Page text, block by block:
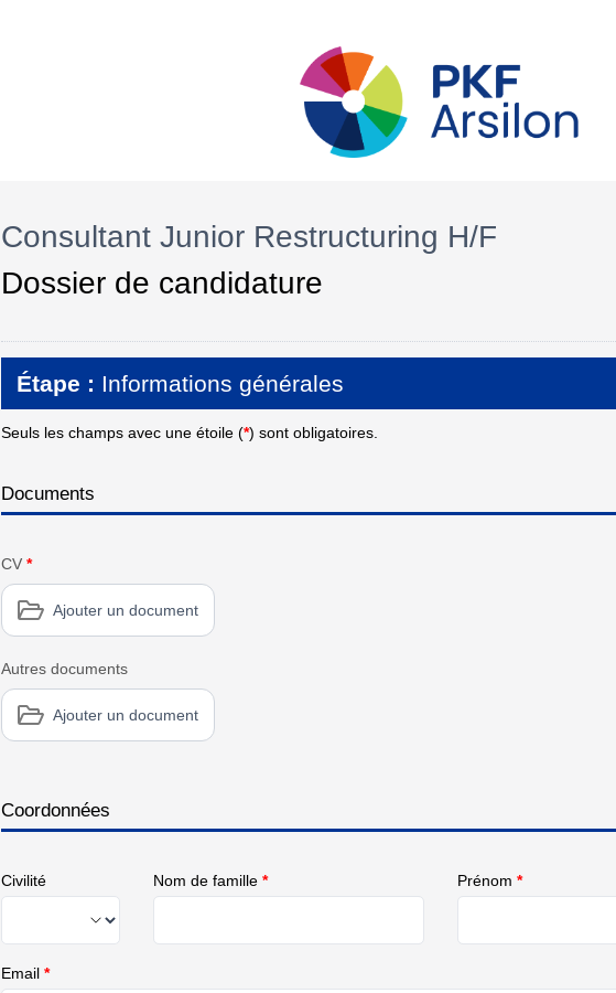
Consultant Junior Restructuring H/F
Dossier de candidature
Étape : Informations générales
Seuls les champs avec une étoile (*) sont obligatoires.
Documents
CV *
Ajouter un document
Autres documents
Ajouter un document
Coordonnées
Civilité Nom de famille * Prénom *
Email *